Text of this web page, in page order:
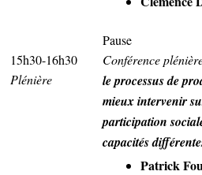
Pause
15h30-16h30
Plénière
Conférence
le processus de
mieux intervenir
participation
capacités
Patrick